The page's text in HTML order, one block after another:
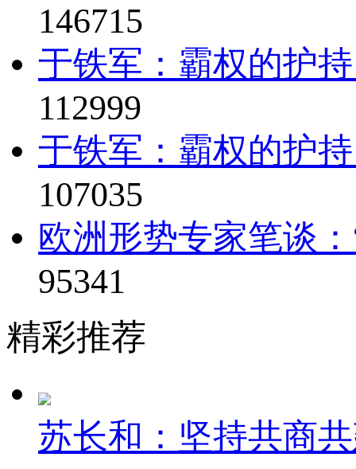
146715
于铁军：霸权的护
112999
于铁军：霸权的护
107035
欧洲形势专家笔谈
95341
精彩推荐
苏长和：坚持共商